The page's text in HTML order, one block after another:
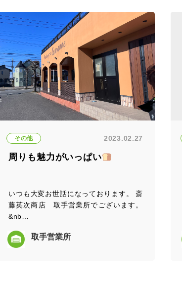
その他 2023.02.27
周りも魅力がいっぱい
いつも大変お世話になっております。 斎
藤英次商店 取手営業所でございます。
&nb…
取手営業所